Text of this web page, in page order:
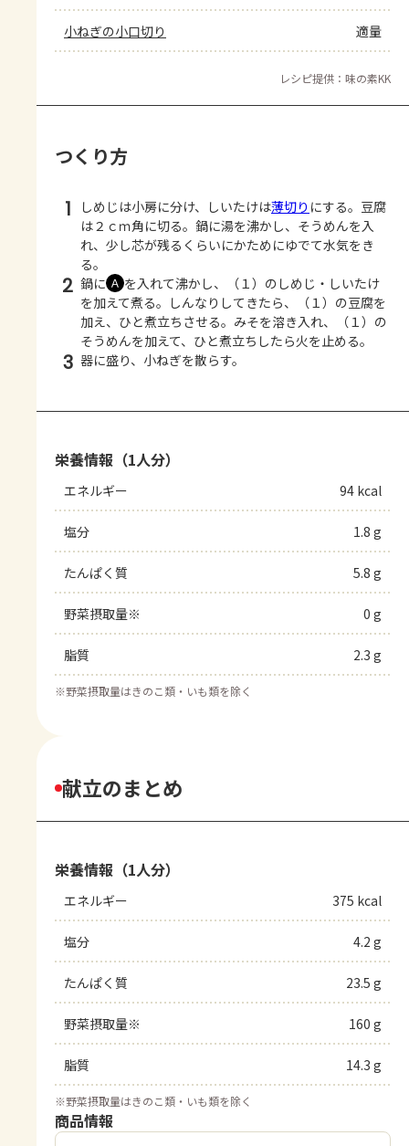
小ねぎの小口切り 適量
レシピ提供：味の素KK
つくり方
1 しめじは小房に分け、しいたけは薄切り にする。豆腐
は２ｃｍ角に切る。鍋に湯を沸かし、そうめんを入
れ、少し芯が残るくらいにかためにゆでて水気をき
る。
2 鍋に Ａ を入れて沸かし、（１）のしめじ・しいたけ
を加えて煮る。しんなりしてきたら、（１）の豆腐を
加え、ひと煮立ちさせる。みそを溶き入れ、（１）の
そうめんを加えて、ひと煮立ちしたら火を止める。
3 器に盛り、小ねぎを散らす。
栄養情報（1人分）
エネルギー 94 kcal
塩分 1.8 g
たんぱく質 5.8 g
野菜摂取量※ 0 g
脂質 2.3 g
※野菜摂取量はきのこ類・いも類を除く
献立のまとめ
栄養情報（1人分）
エネルギー 375 kcal
塩分 4.2 g
たんぱく質 23.5 g
野菜摂取量※ 160 g
脂質 14.3 g
※野菜摂取量はきのこ類・いも類を除く
商品情報